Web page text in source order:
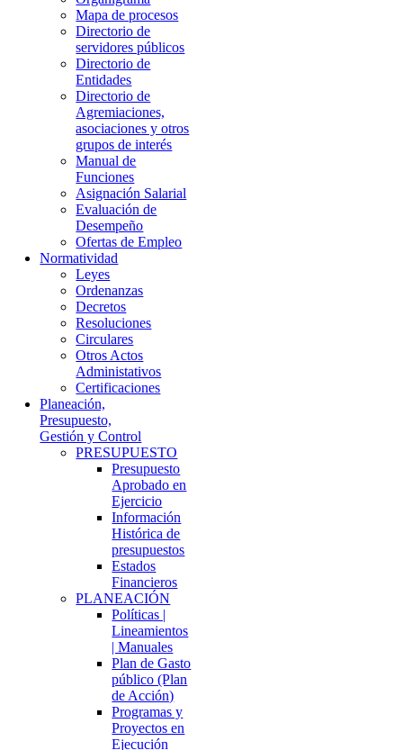
Mapa de procesos
Directorio de
servidores públicos
Directorio de
Entidades
Directorio de
Agremiaciones,
asociaciones y otros
grupos de interés
Manual de
Funciones
Asignación Salarial
Evaluación de
Desempeño
Ofertas de Empleo
Normatividad
Leyes
Ordenanzas
Decretos
Resoluciones
Circulares
Otros Actos
Administativos
Certificaciones
Planeación,
Presupuesto,
Gestión y Control
PRESUPUESTO
Presupuesto
Aprobado en
Ejercicio
Información
Histórica de
presupuestos
Estados
Financieros
PLANEACIÓN
Políticas |
Lineamientos
| Manuales
Plan de Gasto
público (Plan
de Acción)
Programas y
Proyectos en
Ejecución